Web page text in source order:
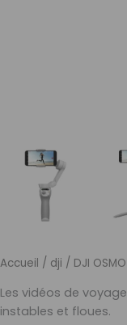
Accueil / dji / DJI OSMO
Les vidéos de
instables et floues.